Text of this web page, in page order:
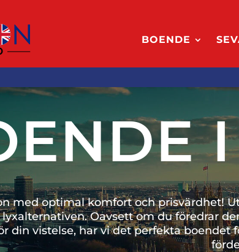
BOENDE
med optimal komfort och prisvärdhet!
Oavsett om du föredrar
din vistelse, har vi det perfekta